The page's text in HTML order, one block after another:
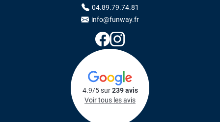
04.89.79.74.81
info@funway.fr
4.9/5 sur239 avis
Voir tous les avis